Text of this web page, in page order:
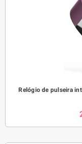
Relógio de pulseira